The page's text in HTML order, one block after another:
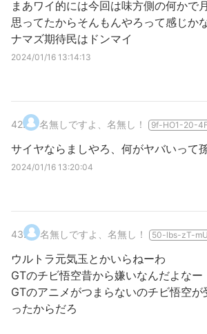
まあワイ的には今回は味方側の何かで
思ってたからそんもんやろって感じか
ナマズ期待民はドンマイ
2024/01/16 13:14:13
42. 名無しですよ、名無し！ 9f-HO1-20-
サイヤならましやろ、何がヤバいって
2024/01/16 13:20:04
43. 名無しですよ、名無し！ 50-lbs-zT-
ウルトラ元気玉とかいらねーわ
GTのチビ悟空昔から嫌いなんだよな
GTのアニメがつまらないのチビ悟空
ったからだろ